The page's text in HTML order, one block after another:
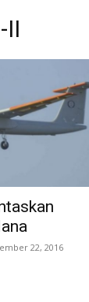
II
22, 2016